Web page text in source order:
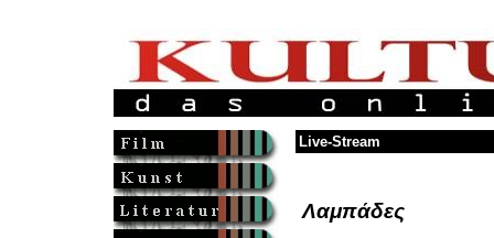
Live-Stream
Λαμπάδες